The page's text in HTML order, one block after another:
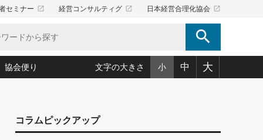
セミナー launch 経営コンサルティグ launch 日本経営合理化協会 launch
search
(34)
思われる 気配りの達人(127)
は会社守成の好機(38)
人間力の磨き方」(86)
ろ心平の ──社長のための「か・ら・だマネジメント」
協会便り
「愛読者通信」著者インタビュー(44)
ビジネス見聞録 経営ニュース(100)
文字の大きさ 小 中 大
コラムピックアップ